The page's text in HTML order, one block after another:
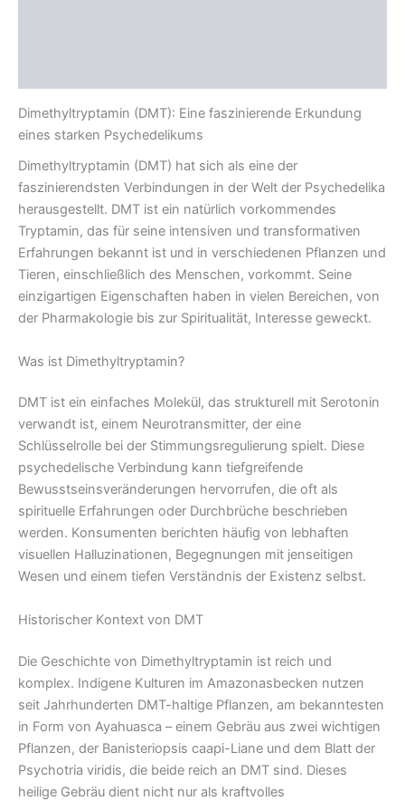
Dimethyltryptamin (DMT): Eine faszinierende Erkundung
eines starken Psychedelikums
Dimethyltryptamin (DMT) hat sich als eine der
faszinierendsten Verbindungen in der Welt der Psychedelika
herausgestellt. DMT ist ein natürlich vorkommendes
Tryptamin, das für seine intensiven und transformativen
Erfahrungen bekannt ist und in verschiedenen Pflanzen und
Tieren, einschließlich des Menschen, vorkommt. Seine
einzigartigen Eigenschaften haben in vielen Bereichen, von
der Pharmakologie bis zur Spiritualität, Interesse geweckt.
Was ist Dimethyltryptamin?
DMT ist ein einfaches Molekül, das strukturell mit Serotonin
verwandt ist, einem Neurotransmitter, der eine
Schlüsselrolle bei der Stimmungsregulierung spielt. Diese
psychedelische Verbindung kann tiefgreifende
Bewusstseinsveränderungen hervorrufen, die oft als
spirituelle Erfahrungen oder Durchbrüche beschrieben
werden. Konsumenten berichten häufig von lebhaften
visuellen Halluzinationen, Begegnungen mit jenseitigen
Wesen und einem tiefen Verständnis der Existenz selbst.
Historischer Kontext von DMT
Die Geschichte von Dimethyltryptamin ist reich und
komplex. Indigene Kulturen im Amazonasbecken nutzen
seit Jahrhunderten DMT-haltige Pflanzen, am bekanntesten
in Form von Ayahuasca – einem Gebräu aus zwei wichtigen
Pflanzen, der Banisteriopsis caapi-Liane und dem Blatt der
Psychotria viridis, die beide reich an DMT sind. Dieses
heilige Gebräu dient nicht nur als kraftvolles